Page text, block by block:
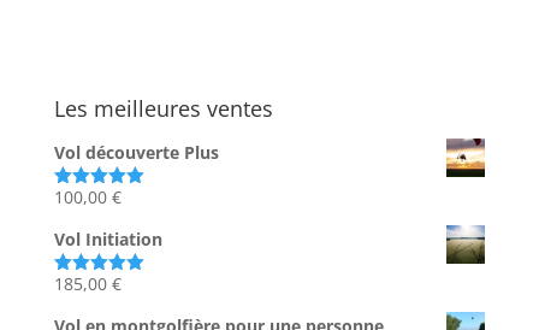
Les meilleures ventes
Vol découverte Plus
Note5.00
100,00 €
Vol Initiation
Note5.00
185,00 €